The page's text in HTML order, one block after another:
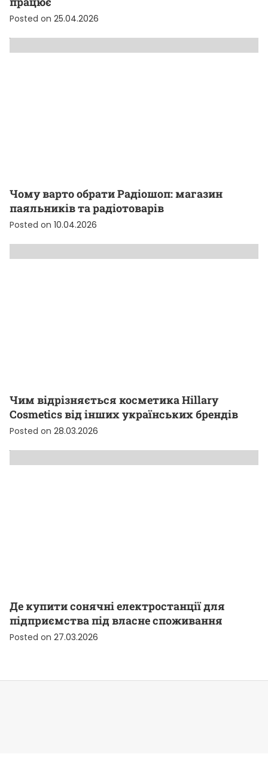
Posted on 25.04.2026
Чому варто обрати Радіошоп: магазин
паяльників та радіотоварів
Posted on 10.04.2026
Чим відрізняється косметика Hillary
Cosmetics від інших українських брендів
Posted on 28.03.2026
Де купити сонячні електростанції для
підприємства під власне споживання
Posted on 27.03.2026